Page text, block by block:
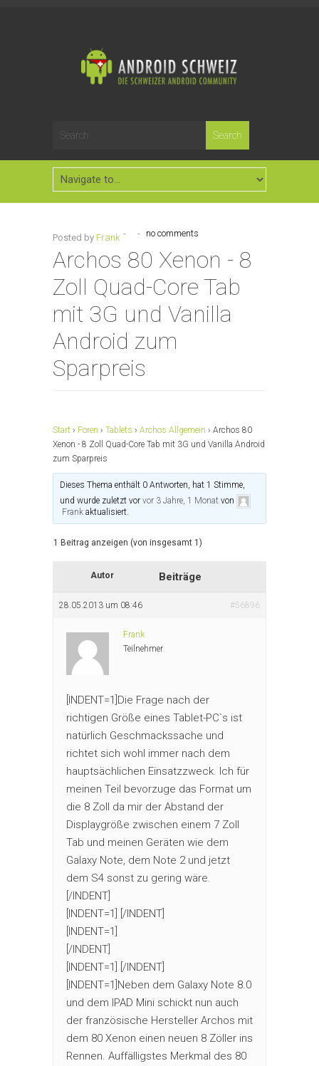
Posted by Frank - - no comments
Archos 80 Xenon - 8
Zoll Quad-Core Tab
mit 3G und Vanilla
Android zum
Sparpreis
Start › Foren › Tablets › Archos Allgemein › Archos 80
Xenon - 8 Zoll Quad-Core Tab mit 3G und Vanilla Android
zum Sparpreis
Dieses Thema enthält 0 Antworten, hat 1 Stimme,
und wurde zuletzt vorvor 3 Jahre, 1 Monat von
Frank aktualisiert.
1 Beitrag anzeigen (von insgesamt 1)
Autor Beiträge
28.05.2013 um 08:46 #56896
Frank
Teilnehmer
[INDENT=1]Die Frage nach der
richtigen Größe eines Tablet-PC`s ist
natürlich Geschmackssache und
richtet sich wohl immer nach dem
hauptsächlichen Einsatzzweck. Ich für
meinen Teil bevorzuge das Format um
die 8 Zoll da mir der Abstand der
Displaygröße zwischen einem 7 Zoll
Tab und meinen Geräten wie dem
Galaxy Note, dem Note 2 und jetzt
dem S4 sonst zu gering wäre.
[/INDENT]
[INDENT=1] [/INDENT]
[INDENT=1]
[/INDENT]
[INDENT=1] [/INDENT]
[INDENT=1]Neben dem Galaxy Note 8.0
und dem IPAD Mini schickt nun auch
der französische Hersteller Archos mit
dem 80 Xenon einen neuen 8 Zöller ins
Rennen. Auffälligstes Merkmal des 80